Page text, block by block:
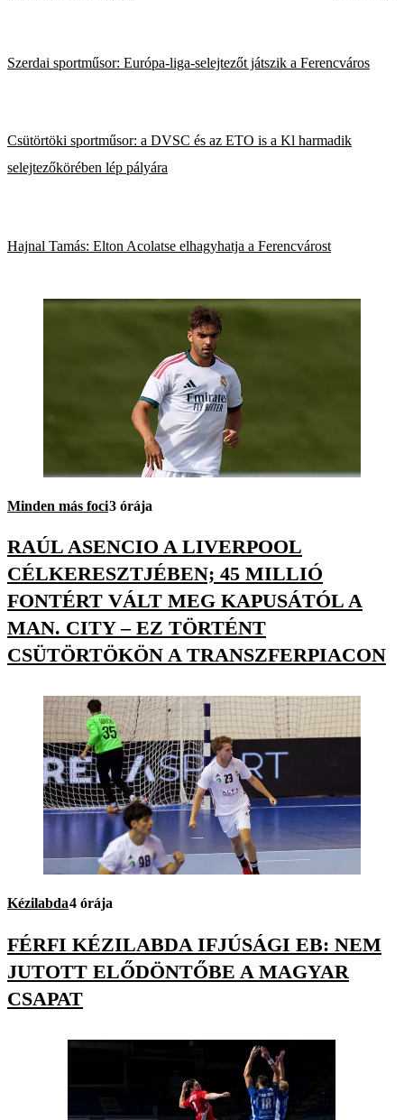
Szerdai sportműsor: Európa-liga-selejtezőt játszik a Ferencváros
Csütörtöki sportműsor: a DVSC és az ETO is a Kl harmadik
selejtezőkörében lép pályára
Hajnal Tamás: Elton Acolatse elhagyhatja a Ferencvárost
Minden más foci3 órája
RAÚL ASENCIO A LIVERPOOL
CÉLKERESZTJÉBEN; 45 MILLIÓ
FONTÉRT VÁLT MEG KAPUSÁTÓL A
MAN. CITY – EZ TÖRTÉNT
CSÜTÖRTÖKÖN A TRANSZFERPIACON
Kézilabda4 órája
FÉRFI KÉZILABDA IFJÚSÁGI EB: NEM
JUTOTT ELŐDÖNTŐBE A MAGYAR
CSAPAT